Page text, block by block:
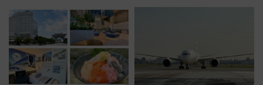
三浦海岸を堪能できるお出かけ
プランもご紹介